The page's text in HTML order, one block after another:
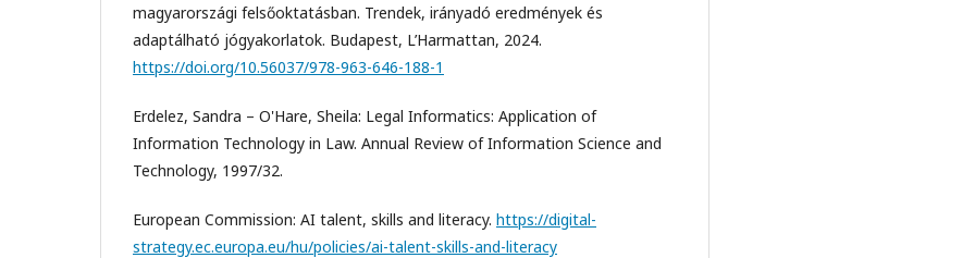
magyarországi felsőoktatásban. Trendek, irányadó eredmények és
adaptálható jógyakorlatok. Budapest, L’Harmattan, 2024.
https://doi.org/10.56037/978-963-646-188-1
Erdelez, Sandra – O'Hare, Sheila: Legal Informatics: Application of
Information Technology in Law. Annual Review of Information Science and
Technology, 1997/32.
European Commission: AI talent, skills and literacy. https://digital-
strategy.ec.europa.eu/hu/policies/ai-talent-skills-and-literacy